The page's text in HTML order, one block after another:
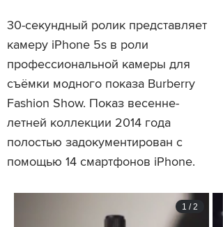
30-секундный ролик представляет
камеру iPhone 5s в роли
профессиональной камеры для
съёмки модного показа Burberry
Fashion Show. Показ весенне-
летней коллекции 2014 года
полостью задокументирован с
помощью 14 смартфонов iPhone.
1 /2